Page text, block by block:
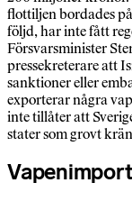
flottiljen bordades
följd, har inte fått
Försvarsminister
pressekreterare att
sanktioner eller
exporterar några
inte tillåter att
stater som grovt